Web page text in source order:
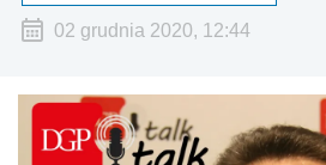
02 grudnia 2020, 12:44